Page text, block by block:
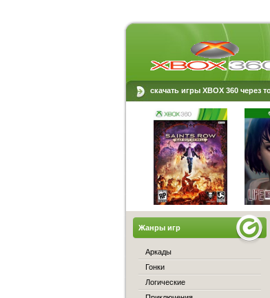
скачать игры XBOX 360 через
Жанры игр
Аркады
Гонки
Логические